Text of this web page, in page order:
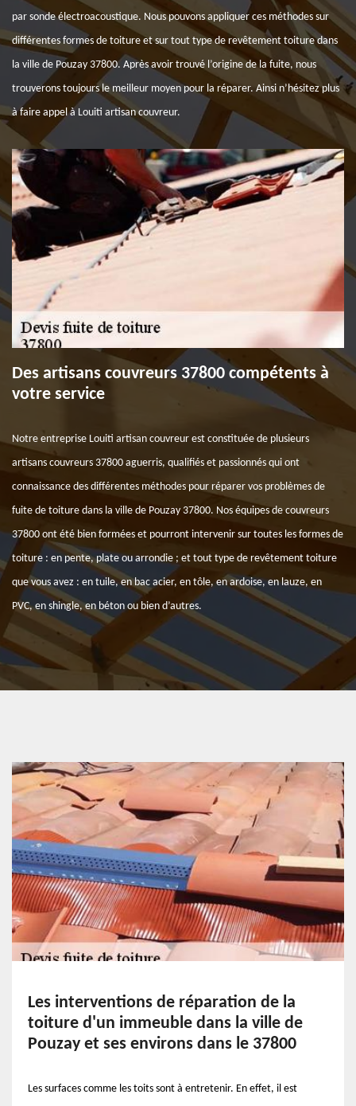
par sonde électroacoustique. Nous pouvons appliquer ces méthodes sur
différentes formes de toiture et sur tout type de revêtement toiture dans
la ville de Pouzay 37800. Après avoir trouvé l’origine de la fuite, nous
trouverons toujours le meilleur moyen pour la réparer. Ainsi n’hésitez plus
à faire appel à Louiti artisan couvreur.
Des artisans couvreurs 37800 compétents à
votre service
Notre entreprise Louiti artisan couvreur est constituée de plusieurs
artisans couvreurs 37800 aguerris, qualifiés et passionnés qui ont
connaissance des différentes méthodes pour réparer vos problèmes de
fuite de toiture dans la ville de Pouzay 37800. Nos équipes de couvreurs
37800 ont été bien formées et pourront intervenir sur toutes les formes de
toiture : en pente, plate ou arrondie ; et tout type de revêtement toiture
que vous avez : en tuile, en bac acier, en tôle, en ardoise, en lauze, en
PVC, en shingle, en béton ou bien d’autres.
Les interventions de réparation de la
toiture d'un immeuble dans la ville de
Pouzay et ses environs dans le 37800
Les surfaces comme les toits sont à entretenir. En effet, il est